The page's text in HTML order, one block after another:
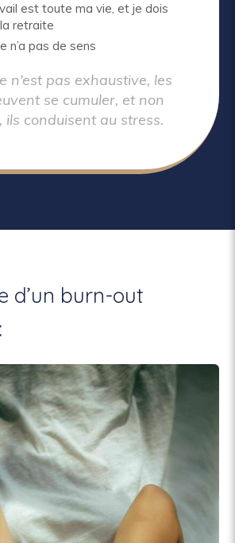
est toute ma vie, et je dois
retraite
n’a pas de sens
n’est pas exhaustive, les
se cumuler, et non
ils conduisent au stress.
d’un burn-out